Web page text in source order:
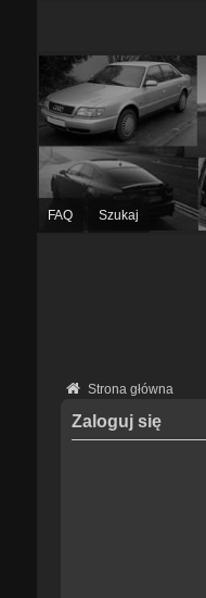
FAQ Szukaj
Strona główna
Zaloguj się